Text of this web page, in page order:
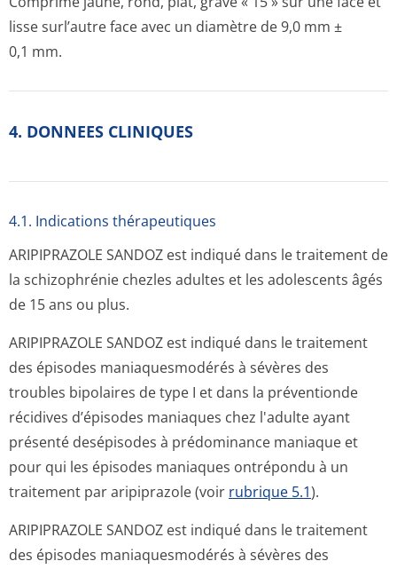
lisse surl’autre face avec un diamètre de 9,0 mm ±
0,1 mm.
4. DONNEES CLINIQUES
4.1. Indications thérapeutiques
ARIPIPRAZOLE SANDOZ est indiqué dans le traitement de
la schizophrénie chezles adultes et les adolescents âgés
de 15 ans ou plus.
ARIPIPRAZOLE SANDOZ est indiqué dans le traitement
des épisodes maniaquesmodérés à sévères des
troubles bipolaires de type I et dans la préventionde
récidives d’épisodes maniaques chez l'adulte ayant
présenté desépisodes à prédominance maniaque et
pour qui les épisodes maniaques ontrépondu à un
traitement par aripiprazole (voir rubrique 5.1).
ARIPIPRAZOLE SANDOZ est indiqué dans le traitement
des épisodes maniaquesmodérés à sévères des